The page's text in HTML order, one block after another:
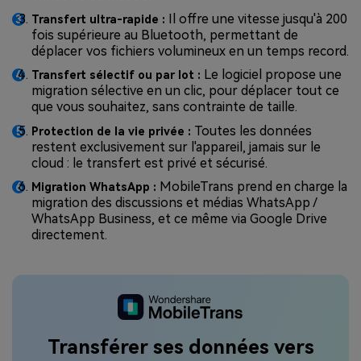
Transfert ultra-rapide : Il offre une vitesse jusqu'à 200
fois supérieure au Bluetooth, permettant de
déplacer vos fichiers volumineux en un temps record.
Transfert sélectif ou par lot : Le logiciel propose une
migration sélective en un clic, pour déplacer tout ce
que vous souhaitez, sans contrainte de taille.
Protection de la vie privée : Toutes les données
restent exclusivement sur l'appareil, jamais sur le
cloud : le transfert est privé et sécurisé.
Migration WhatsApp : MobileTrans prend en charge la
migration des discussions et médias WhatsApp /
WhatsApp Business, et ce même via Google Drive
directement.
Transférer ses données vers